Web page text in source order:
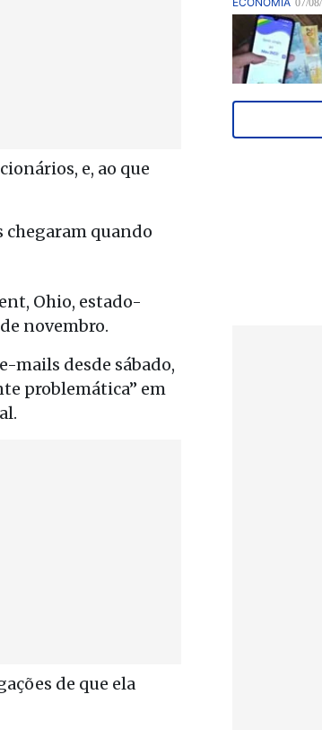
e, ao que
chegaram quando
Ohio, estado-
novembro.
mails desde sábado,
problemática” em
de que ela